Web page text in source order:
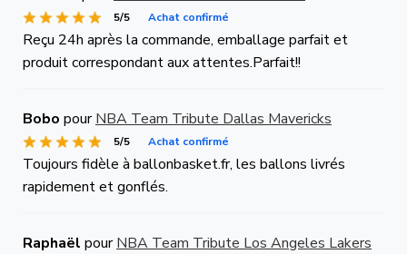
5/5 Achat confirmé
Reçu 24h après la commande, emballage parfait et
produit correspondant aux attentes.Parfait!!
Bobo pourNBA Team Tribute Dallas Mavericks
5/5 Achat confirmé
Toujours fidèle à ballonbasket.fr, les ballons livrés
rapidement et gonflés.
Raphaël pourNBA Team Tribute Los Angeles Lakers